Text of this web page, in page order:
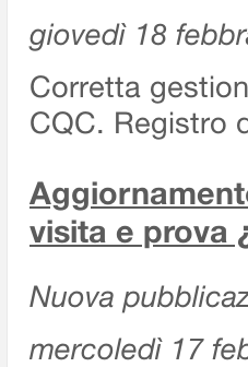
giovedì 18
Corretta
CQC. Registro
visita e prova
Nuova
mercoledì 17